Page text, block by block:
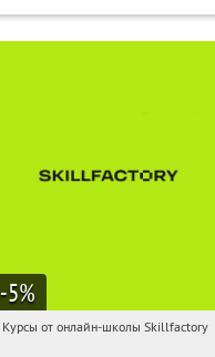
-5%
16:30:48
Получи первым!
Курсы от онлайн-школы Skillfactory